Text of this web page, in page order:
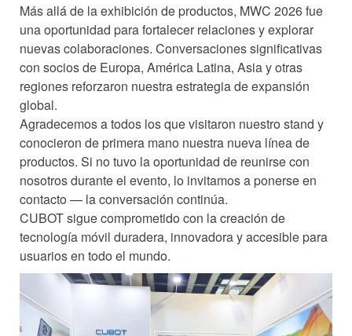
Más allá de la exhibición de productos, MWC 2026 fue
una oportunidad para fortalecer relaciones y explorar
nuevas colaboraciones. Conversaciones significativas
con socios de Europa, América Latina, Asia y otras
regiones reforzaron nuestra estrategia de expansión
global.
Agradecemos a todos los que visitaron nuestro stand y
conocieron de primera mano nuestra nueva línea de
productos. Si no tuvo la oportunidad de reunirse con
nosotros durante el evento, lo invitamos a ponerse en
contacto — la conversación continúa.
CUBOT sigue comprometido con la creación de
tecnología móvil duradera, innovadora y accesible para
usuarios en todo el mundo.